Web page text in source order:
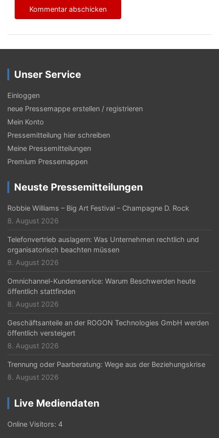
Unser Service
Einloggen
neue Pressemappe erstellen / registrieren
Mein Konto
Pressemitteilung hier schreiben
Meine Pressemitteilungen
Premium Pressemappen
Neuste Pressemitteilungen
Robbie Williams – Big Art Festival – Champagne D. Rock
8. August 2026
Telefonvertrieb auslagern: Was Unternehmen rechtlich und
organisatorisch beachten müssen
8. August 2026
Omnichannel-Kundenservice: Warum Beschwerden heute
öffentlich stattfinden
8. August 2026
Geschäftsanteile an der ROGON Technologies GmbH werden
öffentlich versteigert
8. August 2026
Trennung oder Paarberatung: Wege aus der Beziehungskrise
8. August 2026
Live Mediendaten
Online Visitors: 4